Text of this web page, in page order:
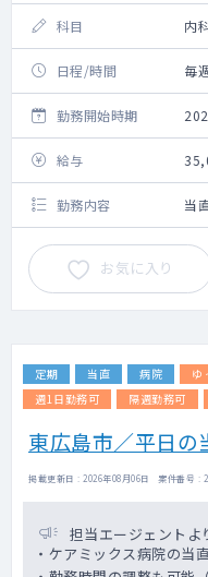
科目 内
日程/時間 毎
勤務開始時期
給与
勤務内容 当
お気に入り
定期 当直 病院 ゆ
週1日勤務可
隔週勤務可
東広島市／平日の
掲載更新日 : 2026年08月06日 案件番号 :
担当エージェントよ
・ケアミックス病院の当直